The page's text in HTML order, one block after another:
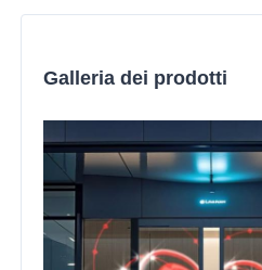
Galleria dei prodotti